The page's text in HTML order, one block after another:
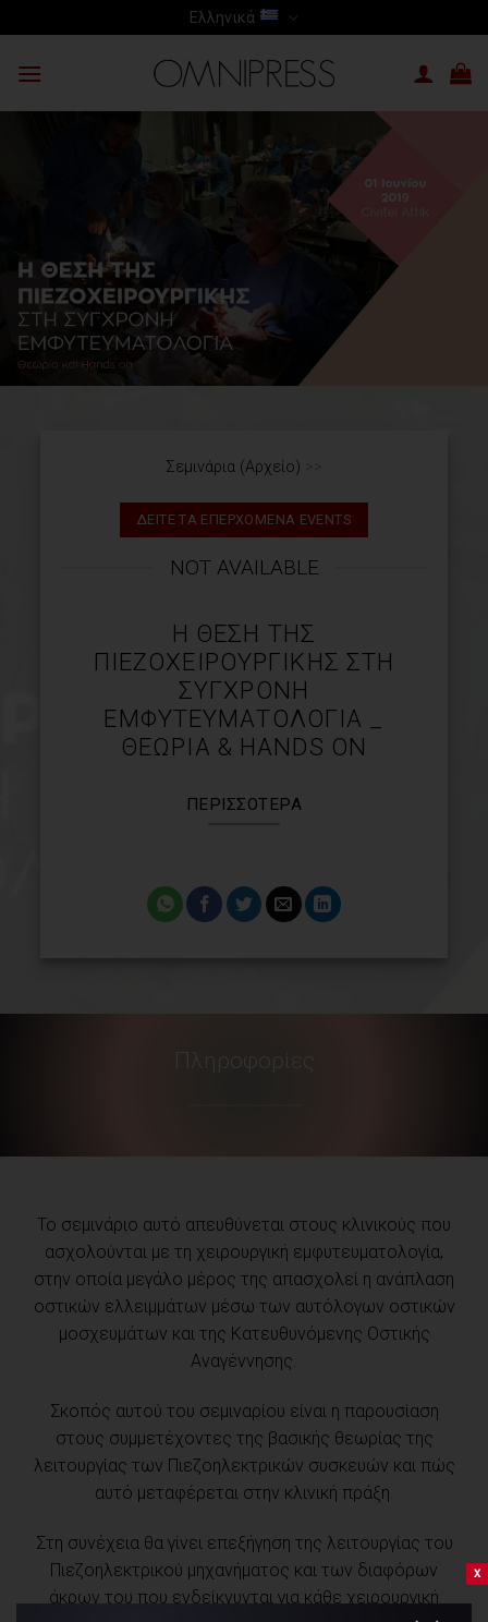
to
content
Ελληνικά
Σεμινάρια (Αρχείο) >>
ΔΕΙΤΕ ΤΑ ΕΠΕΡΧΟΜΕΝΑ EVENTS
NOT AVAILABLE
Η ΘΈΣΗ ΤΗΣ
ΠΙΕΖΟΧΕΙΡΟΥΡΓΙΚΉΣ ΣΤ
Η ΣΎΓΧΡΟ
ΝΗ ΕΜΦΥΤΕΥΜΑΤΟΛΟΓΊ
Α _ ΘΕΩΡΊΑ & HANDS ON
ΠΕΡΙΣΣΌΤΕΡΑ
Το σεμινάριο αυτό απευθύνεται στους κλινικούς που
ασχολούνται με τη χειρουργική εμφυτευματολογία,
στην οποία μεγάλο μέρος της απασχολεί η ανάπλαση
οστικών ελλειμμάτων μέσω των αυτόλογων οστικών
μοσχευμάτων και της Κατευθυνόμενης Οστικής
Αναγέννησης.
Σκοπός αυτού του σεμιναρίου είναι η παρουσίαση
στους συμμετέχοντες της βασικής θεωρίας της
λειτουργίας των Πιεζοηλεκτρικών συσκευών και πώς
αυτό μεταφέρεται στην κλινική πράξη.
Στη συνέχεια θα γίνει επεξήγηση της λειτουργίας του
Πιεζοηλεκτρικού μηχανήματος και των διαφόρων
άκρων του που ενδείκνυνται για κάθε χειρουργική
x